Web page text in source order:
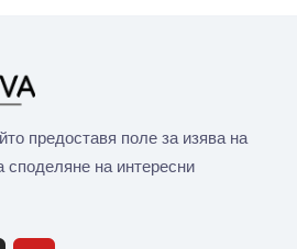
предоставя поле за изява на
на интересни